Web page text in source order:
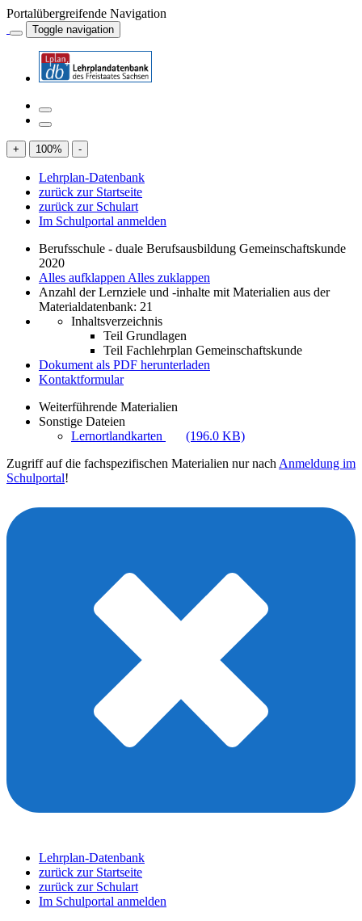
Portalübergreifende Navigation
Toggle navigation
+ 100% -
Lehrplan-Datenbank
zurück zur Startseite
zurück zur Schulart
Im Schulportal anmelden
Berufsschule - duale Berufsausbildung Gemeinschaftskunde
2020
Alles aufklappen Alles zuklappen
Anzahl der Lernziele und -inhalte mit Materialien aus der
Materialdatenbank: 21
Inhaltsverzeichnis
Teil Grundlagen
Teil Fachlehrplan Gemeinschaftskunde
Dokument als PDF herunterladen
Kontaktformular
Weiterführende Materialien
Sonstige Dateien
Lernortlandkarten
(196.0 KB)
Zugriff auf die fachspezifischen Materialien nur nach Anmeldung im
Schulportal!
Lehrplan-Datenbank
zurück zur Startseite
zurück zur Schulart
Im Schulportal anmelden